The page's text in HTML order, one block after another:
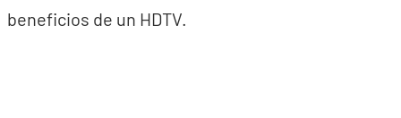
beneficios de un HDTV.